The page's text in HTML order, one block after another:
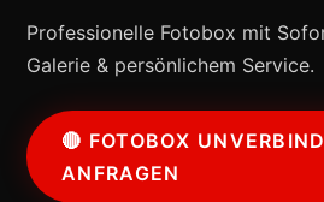
Professionelle Fotobox mit
Galerie & persönlichem Service.
🔴 FOTOBOX
ANFRAGEN